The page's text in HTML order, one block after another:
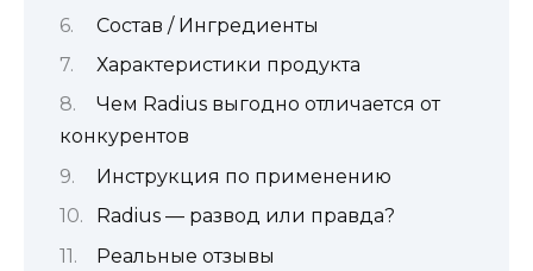
Состав / Ингредиенты
Характеристики продукта
Чем Radius выгодно отличается от
конкурентов
Инструкция по применению
Radius — развод или правда?
Реальные отзывы